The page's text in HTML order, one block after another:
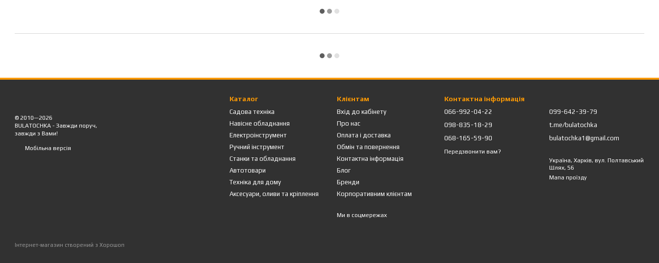
© 2010—2026
BULATOCHKA - Завжди поруч,
завжди з Вами!
Мобільна версія
Інтернет-магазин створений з Хорошоп
Каталог
Садова техніка
Навісне обладнання
Електроінструмент
Ручний інструмент
Станки та обладнання
Автотовари
Техніка для дому
Аксесуари, оливи та кріплення
Клієнтам
Вхід до кабінету
Про нас
Оплата і доставка
Обмін та повернення
Контактна інформація
Блог
Бренди
Корпоративним клієнтам
Ми в соцмережах
Контактна інформація
066-992-04-22
098-835-18-29
068-165-59-90
Передзвонити вам?
099-642-39-79
t.me/bulatochka
bulatochka1@gmail.com
Україна, Харків, вул. Полтавський
Шлях, 56
Мапа проїзду